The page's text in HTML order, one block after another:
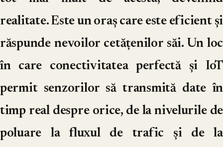
realitate. Este un oraș care este eficient și
răspunde nevoilor cetățenilor săi. Un loc
în care conectivitatea perfectă și IoT
permit senzorilor să transmită date în
timp real despre orice, de la nivelurile de
poluare la fluxul de trafic și de la